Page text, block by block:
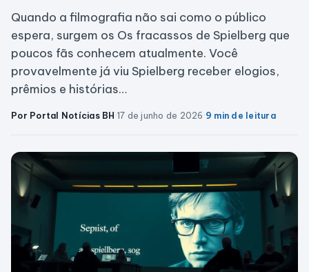
Quando a filmografia não sai como o público
espera, surgem os Os fracassos de Spielberg que
poucos fãs conhecem atualmente. Você
provavelmente já viu Spielberg receber elogios,
prêmios e histórias…
Por Portal Notícias BH·17 de junho de 2026·9 min de leitura